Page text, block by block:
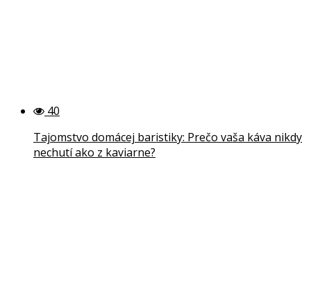
40
Tajomstvo domácej baristiky: Prečo vaša káva nikdy
nechutí ako z kaviarne?